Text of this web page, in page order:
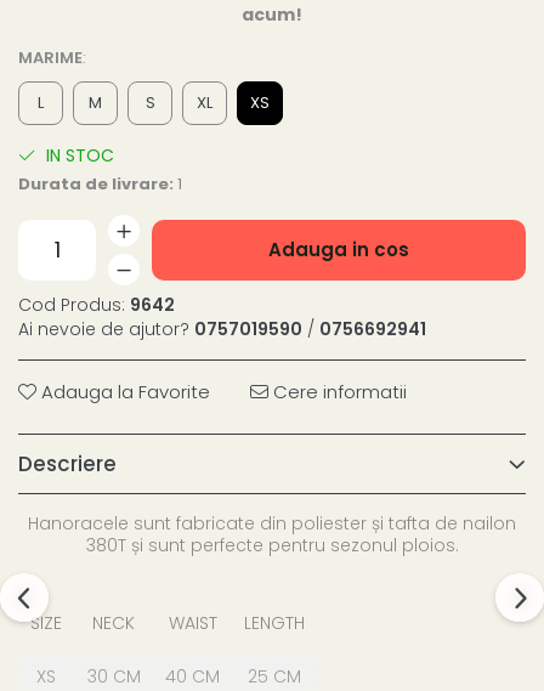
acum!
MARIME:
L
M S XL XS
IN STOC
Durata de livrare: 1
Adauga in cos
Cod Produs: 9642
Ai nevoie de ajutor? 0757019590 / 0756692941
Adauga la Favorite Cere informatii
Descriere
Hanoracele sunt fabricate din poliester și tafta de nailon
380T și sunt perfecte pentru sezonul ploios.
SIZE NECK WAIST LENGTH
XS 30 CM 40 CM 25 CM